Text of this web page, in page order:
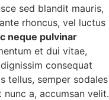
sed blandit mauris,
rhoncus, vel luctus
neque pulvinar
et dui vitae,
consequat
tellus, semper sodales
a, accumsan velit.